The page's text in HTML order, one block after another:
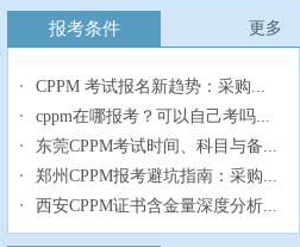
更多
报考条件
CPPM 考试报名新趋势：采购...
cppm在哪报考？可以自己考吗...
东莞CPPM考试时间、科目与备...
郑州CPPM报考避坑指南：采购...
西安CPPM证书含金量深度分析...